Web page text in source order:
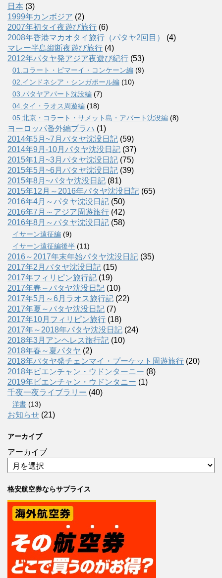
日本 (3)
1999年カンボジア (2)
2007年初タイ夜遊び旅行 (6)
2008年香港マカオタイ旅行（パタヤ2回目）
(4)
マレー半島縦断夜遊び旅行 (4)
2012年パタヤ発アジア夜遊び紀行 (53)
01.コラート・ピマーイ・コンケーン編 (9)
02.インドネシア・シンガポール編 (10)
03.パタヤアパート沈没編 (7)
04.タイ・ラオス周遊編 (18)
05.北京・コラート・サメット島・アパート沈没編 (8)
ヨーロッパ番外編プラハ (1)
2014年5月~7月パタヤ沈没日記 (59)
2014年9月-10月パタヤ沈没日記 (37)
2015年1月~3月パタヤ沈没日記 (75)
2015年5月~6月パタヤ沈没日記 (39)
2015年8月~パタヤ沈没日記 (81)
2015年12月～2016年パタヤ沈没日記 (65)
2016年4月～パタヤ沈没日記 (50)
2016年7月～アジア周遊旅行 (42)
2016年8月～パタヤ沈没日記 (58)
イサーン遠征編 (9)
イサーン遠征編後半 (11)
2016～2017年末年始パタヤ沈没日記 (35)
2017年2月パタヤ沈没日記 (15)
2017年フィリピン旅行記 (19)
2017年春～パタヤ沈没日記 (10)
2017年5月～6月ラオス旅行記 (22)
2017年夏～パタヤ沈没日記 (7)
2017年10月フィリピン旅行 (18)
2017年～2018年パタヤ沈没日記 (24)
2018年3月アンヘレス旅行記 (10)
2018年春～夏パタヤ (2)
2018年パタヤ発チェンマイ・プーケット周遊旅行 (20)
2018年ビエンチャン・ウドンターニー (8)
2019年ビエンチャン・ウドンタニー (1)
千夜一夜ライブラリー (40)
洋書 (13)
お知らせ (21)
アーカイブ
アーカイブ
格安航空券ならサプライス